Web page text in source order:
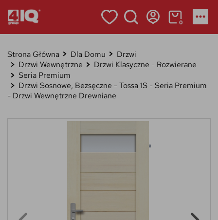
0
Strona Główna Dla Domu
Drzwi
Drzwi Wewnętrzne
Drzwi Klasyczne - Rozwierane
Seria Premium
Drzwi Sosnowe, Bezsęczne - Tossa 1S - Seria Premium
- Drzwi Wewnętrzne Drewniane